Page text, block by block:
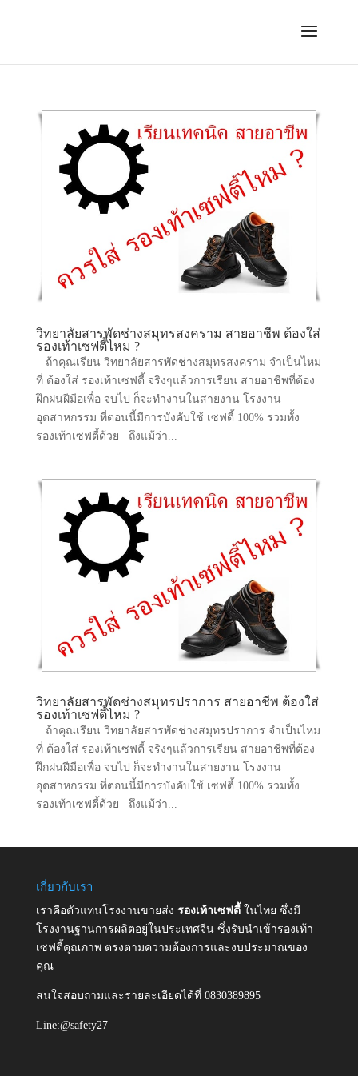
วิทยาลัยสารพัดช่างสมุทรสงคราม สายอาชีพ ต้องใส่
รองเท้าเซฟตี้ไหม ?
ถ้าคุณเรียน วิทยาลัยสารพัดช่างสมุทรสงคราม จำเป็นไหม
ที่ ต้องใส่ รองเท้าเซฟตี้ จริงๆแล้วการเรียน สายอาชีพที่ต้อง
ฝึกฝนฝีมือเพื่อ จบไป ก็จะทำงานในสายงาน โรงงาน
อุตสาหกรรม ที่ตอนนี้มีการบังคับใช้ เซฟตี้ 100% รวมทั้ง
รองเท้าเซฟตี้ด้วย ถึงแม้ว่า...
วิทยาลัยสารพัดช่างสมุทรปราการ สายอาชีพ ต้องใส่
รองเท้าเซฟตี้ไหม ?
ถ้าคุณเรียน วิทยาลัยสารพัดช่างสมุทรปราการ จำเป็นไหม
ที่ ต้องใส่ รองเท้าเซฟตี้ จริงๆแล้วการเรียน สายอาชีพที่ต้อง
ฝึกฝนฝีมือเพื่อ จบไป ก็จะทำงานในสายงาน โรงงาน
อุตสาหกรรม ที่ตอนนี้มีการบังคับใช้ เซฟตี้ 100% รวมทั้ง
รองเท้าเซฟตี้ด้วย ถึงแม้ว่า...
เกี่ยวกับเรา
เราคือตัวแทนโรงงานขายส่ง รองเท้าเซฟตี้ ในไทย ซึ่งมี
โรงงานฐานการผลิตอยู่ในประเทศจีน ซึ่งรับนำเข้ารองเท้า
เซฟตี้คุณภาพ ตรงตามความต้องการและงบประมาณของ
คุณ
สนใจสอบถามและรายละเอียดได้ที่ 0830389895
Line:@safety27